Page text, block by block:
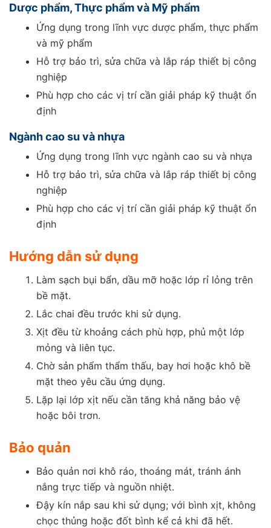
Dược phẩm, Thực phẩm và Mỹ phẩm
Ứng dụng trong lĩnh vực dược phẩm, thực phẩm
và mỹ phẩm
Hỗ trợ bảo trì, sửa chữa và lắp ráp thiết bị công
nghiệp
Phù hợp cho các vị trí cần giải pháp kỹ thuật ổn
định
Ngành cao su và nhựa
Ứng dụng trong lĩnh vực ngành cao su và nhựa
Hỗ trợ bảo trì, sửa chữa và lắp ráp thiết bị công
nghiệp
Phù hợp cho các vị trí cần giải pháp kỹ thuật ổn
định
Hướng dẫn sử dụng
Làm sạch bụi bẩn, dầu mỡ hoặc lớp rỉ lỏng trên
bề mặt.
Lắc chai đều trước khi sử dụng.
Xịt đều từ khoảng cách phù hợp, phủ một lớp
mỏng và liên tục.
Chờ sản phẩm thẩm thấu, bay hơi hoặc khô bề
mặt theo yêu cầu ứng dụng.
Lặp lại lớp xịt nếu cần tăng khả năng bảo vệ
hoặc bôi trơn.
Bảo quản
Bảo quản nơi khô ráo, thoáng mát, tránh ánh
nắng trực tiếp và nguồn nhiệt.
Đậy kín nắp sau khi sử dụng; với bình xịt, không
chọc thủng hoặc đốt bình kể cả khi đã hết.